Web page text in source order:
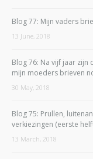
Blog 77: Mijn vaders
13 June, 2018
Blog 76: Na vijf jaar
mijn moeders brieven
30 May, 2018
Blog 75: Prullen,
verkiezingen (eerste
13 March, 2018